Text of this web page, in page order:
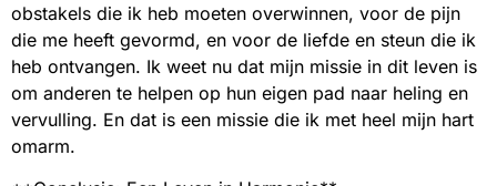
obstakels die ik heb moeten overwinnen, voor de pijn
die me heeft gevormd, en voor de liefde en steun die ik
heb ontvangen. Ik weet nu dat mijn missie in dit leven is
om anderen te helpen op hun eigen pad naar heling en
vervulling. En dat is een missie die ik met heel mijn hart
omarm.